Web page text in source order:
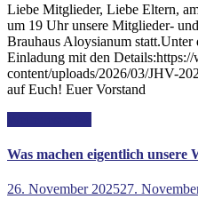
Liebe Mitglieder, Liebe Eltern,
um 19 Uhr unsere Mitglieder-
Brauhaus Aloysianum
Einladung mit den
content/uploads/2026/03/JHV-
auf Euch! Euer Vorstand
Was machen eigentlich unsere
26. November 202527.